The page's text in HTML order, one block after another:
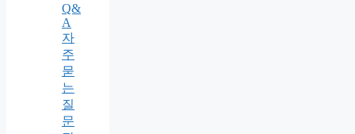
Q&
A
자
주
묻
는
질
문